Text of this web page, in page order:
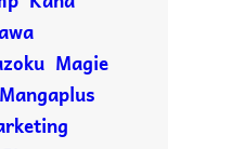
Magie
Mangaplus